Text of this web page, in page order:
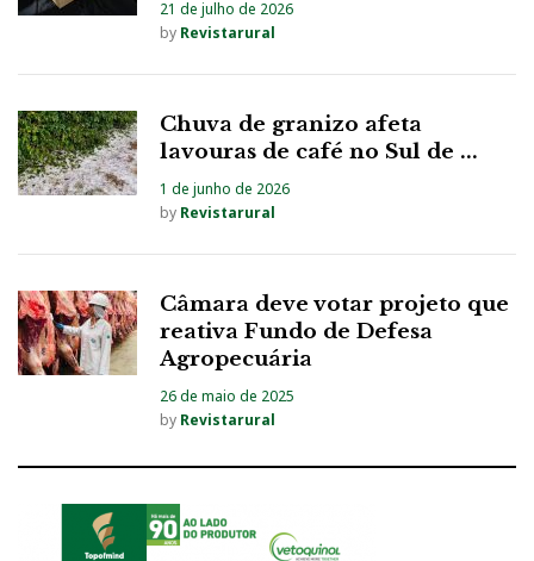
21 de julho de 2026
by Revistarural
Chuva de granizo afeta
lavouras de café no Sul de ...
1 de junho de 2026
by Revistarural
Câmara deve votar projeto que
reativa Fundo de Defesa
Agropecuária
26 de maio de 2025
by Revistarural